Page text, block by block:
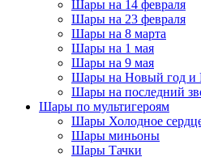
Шары на 14 февраля
Шары на 23 февраля
Шары на 8 марта
Шары на 1 мая
Шары на 9 мая
Шары на Новый год и
Шары на последний
Шары по мультигероям
Шары Холодное
Шары миньоны
Шары Тачки